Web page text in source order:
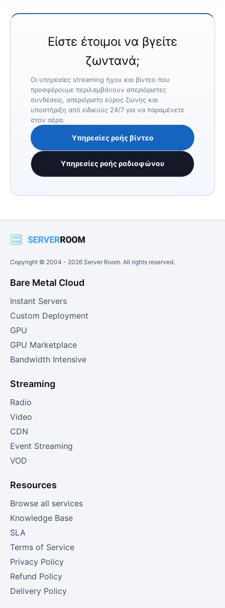
Είστε έτοιμοι να βγείτε
ζωντανά;
Οι υπηρεσίες streaming ήχου και βίντεο που
προσφέρουμε περιλαμβάνουν απεριόριστες
συνδέσεις, απεριόριστο εύρος ζώνης και
υποστήριξη από ειδικούς 24/7 για να παραμένετε
στον αέρα.
Υπηρεσίες ροής βίντεο
Υπηρεσίες ροής ραδιοφώνου
Copyright © 2004 - 2026 Server Room. All rights reserved.
Bare Metal Cloud
Instant Servers
Custom Deployment
GPU
GPU Marketplace
Bandwidth Intensive
Streaming
Radio
Video
CDN
Event Streaming
VOD
Resources
Browse all services
Knowledge Base
SLA
Terms of Service
Privacy Policy
Refund Policy
Delivery Policy